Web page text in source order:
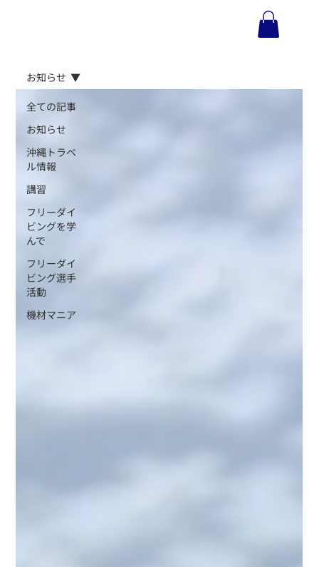
全ての記事
お知らせ
沖縄トラベ
ル情報
講習
フリーダイ
ビングを学
んで
フリーダイ
ビング選手
活動
機材マニア
お知らせ